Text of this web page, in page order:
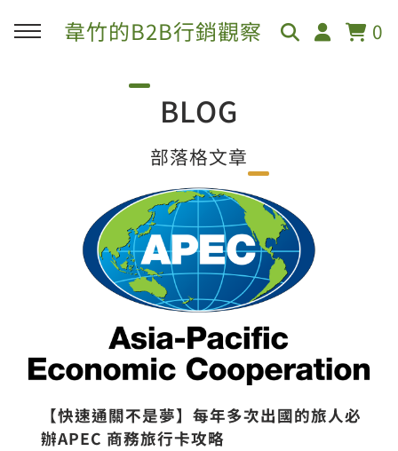
韋竹的B2B行銷觀察 0
BLOG
部落格文章
【快速通關不是夢】每年多次出國的旅人必
辦APEC 商務旅行卡攻略